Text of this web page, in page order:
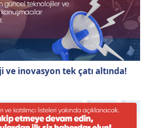
inovasyon tek çatı altında!